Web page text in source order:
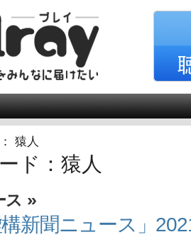
猿人
ド：猿人
ス »
新聞ニュース」